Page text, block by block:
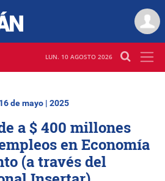
LUN. 10 AGOSTO 2026
de mayo | 2025
a $ 400 millones
en Economía
(a través del